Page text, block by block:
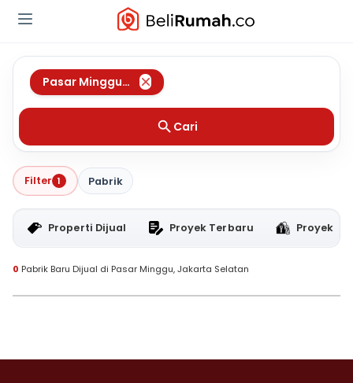
Pasar Minggu
,Jakarta Selatan
Cari
Filter 1 Pabrik
Properti Dijual Proyek Terbaru Proyek
0 Pabrik Baru Dijual di Pasar Minggu, Jakarta Selatan